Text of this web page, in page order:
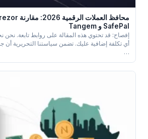
SafePal و Tangem
إفصاح: قد تحتوي هذه المقالة على روابط تابعة.
أي تكلفة إضافية عليك. تضمن سياستنا التحريرية أن
…